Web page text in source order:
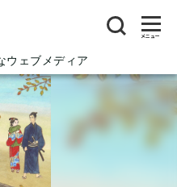
ウェブメディア
メニュー